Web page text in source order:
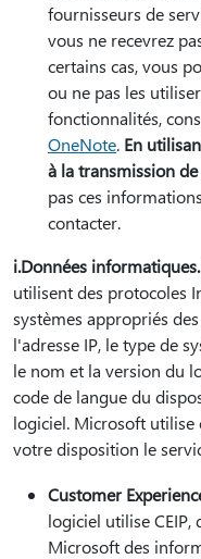
fournisseurs de
vous ne recevrez
certains cas, vous
ou ne pas les
fonctionnalités,
OneNote. En
à la transmission
pas ces
contacter.
i.Données informatiques.
utilisent des protocoles
systèmes appropriés
l'adresse IP, le type de
le nom et la version du
code de langue du
logiciel. Microsoft
votre disposition le
Customer
logiciel utilise
Microsoft des